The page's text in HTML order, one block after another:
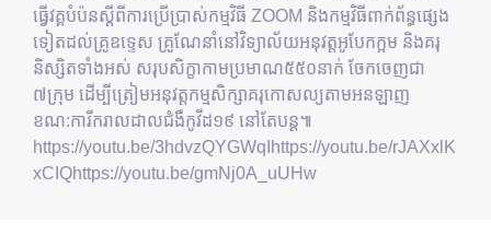
ធ្វើវគ្គបំប៉នស្ដីពីការប្រើប្រាស់កម្មវិធី ZOOM និងកម្មវិធីពាក់ព័ន្ធផ្សេង
ទៀតដល់គ្រូឧទ្ទេស គ្រូណែនាំនៅវិទ្យាល័យអនុវត្តអូបែកក្អម និងគរុ
និស្សិតទាំងអស់ សរុបសិក្ខាកាមប្រមាណ៥៥០នាក់ ចែកចេញជា
៧ក្រុម ដើម្បីត្រៀមអនុវត្តកម្មសិក្សាគរុកោសល្យតាមអនឡាញ
ខណ:ការីករាលដាលជំងឺកូវីដ១៩ នៅតែបន្ត៕
https://youtu.be/3hdvzQYGWqIhttps://youtu.be/rJAXxlK
xCIQhttps://youtu.be/gmNj0A_uUHw